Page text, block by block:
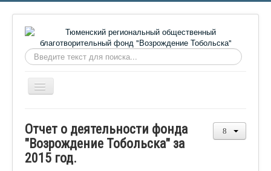
Искать...
Включить/
выключить
О фонде
Онлайн библиотека
Отчет о деятельности фонда
"Возрождение Тобольска" за
2015 год.